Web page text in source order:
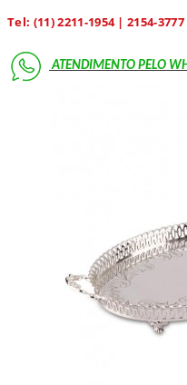
Tel: (11) 2211-1954 | 2154-
ATENDIMENTO PELO